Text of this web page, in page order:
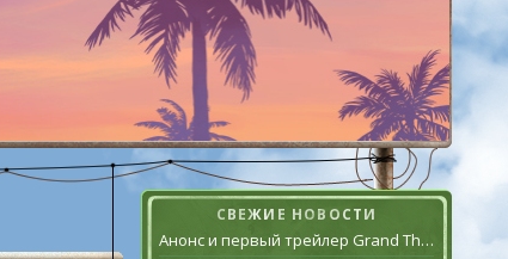
СВЕЖИЕ НОВОСТИ
Анонс и первый трейлер Grand Theft Auto VI